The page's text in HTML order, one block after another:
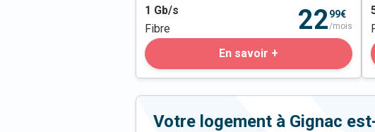
1 Gb/s
Fibre
2299€
/mois
En savoir +
Votre logement à Gignac